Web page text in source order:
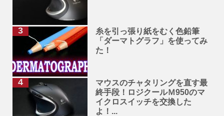
糸を引っ張り紙をむく色鉛筆
「ダーマトグラフ」を使ってみ
た！
マウスのチャタリングを直す最
終手段！ロジクールＭ950のマ
イクロスイッチを交換した
よ！...